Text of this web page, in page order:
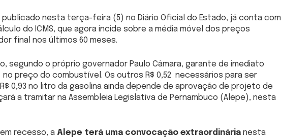
nesta terça-feira (5) no Diário Oficial do Estado, já conta com
do ICMS, que agora incide sobre a média móvel dos preços
final nos últimos 60 meses.
segundo o próprio governador Paulo Câmara, garante de imediato
no preço do combustível. Os outros R$ 0,52 necessários para ser
0,93 no litro da gasolina ainda depende de aprovação de projeto de
a tramitar na Assembleia Legislativa de Pernambuco (Alepe), nesta
recesso, a Alepe terá uma convocação extraordinária nesta